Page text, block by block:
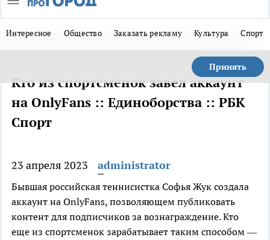
Интересное Общество Заказать рекламу Культура Спорт
Принять
Кто из спортсменок завел аккаунт
на OnlyFans :: Единоборства :: РБК
Спорт
23 апреля 2023 administrator
Бывшая российская теннисистка Софья Жук создала
аккаунт на OnlyFans, позволяющем публиковать
контент для подписчиков за вознаграждение. Кто
еще из спортсменок зарабатывает таким способом —